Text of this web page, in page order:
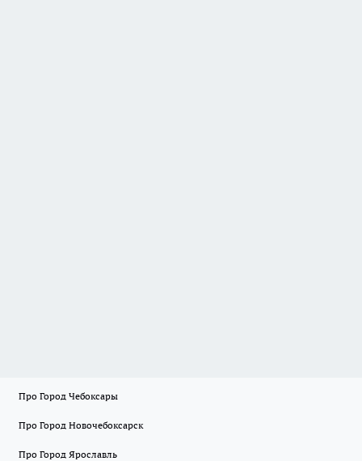
Про Город Чебоксары
Про Город Новочебоксарск
Про Город Ярославль